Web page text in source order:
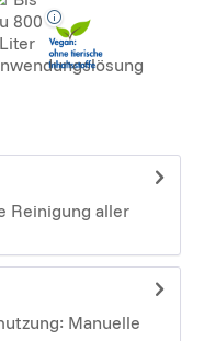
Reinigung aller
Manuelle